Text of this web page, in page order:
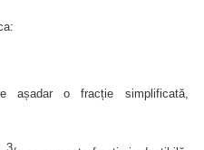
așadar o fracție simplificată,